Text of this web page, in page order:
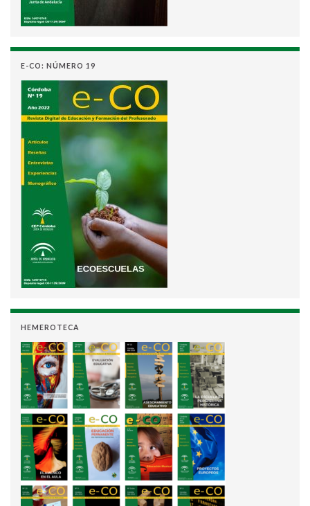
E-CO: NÚMERO 19
HEMEROTECA